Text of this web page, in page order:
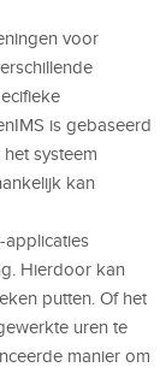
voor
is gebaseerd
systeem
kan
applicaties
Hierdoor kan
putten. Of het
uren te
manier om